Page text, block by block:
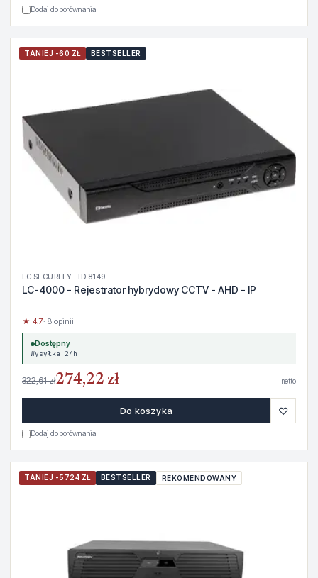
Dodaj do porównania
TANIEJ -60 ZŁ BESTSELLER
LC SECURITY · ID 8149
LC-4000 - Rejestrator hybrydowy CCTV - AHD - IP
★ 4.7· 8 opinii
Dostępny
Wysyłka 24h
322,61 zł274,22 zł netto
Do koszyka ♡
Dodaj do porównania
TANIEJ -5724 ZŁ BESTSELLER REKOMENDOWANY